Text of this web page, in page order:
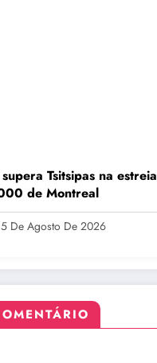
Tsitsipas na estreia
de Montreal
De Agosto De 2026